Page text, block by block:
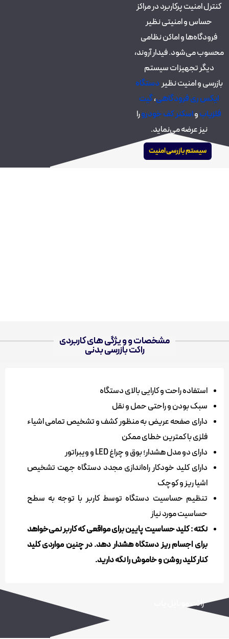
کنترل امنیت پرکاربرد در مراکز
حساس و امنیتی نظیر
فرودگاه‌ها و اماکن نظامی
محسوب می‌شود. فیدار آروند،
دیگر تجهیزات سیستم
بازرسی و امنیت نظیردستگاه
ایکس ری فرودگاهی،گیت
فلزیابواسکنر کف خودرورا
نیز عرضه می‌نماید.
سیستم بازرسی امنیت
مشخصات و و یژگی های کاربردی
راکت بازرسی بدنی
استفاده راحت و کارایی بالای دستگاه
سبک بودن و راحتی حمل و نقل
دارای صفحه عریض به منظور کشف و تشخیص تمامی اشیاء
فلزی با کمترین خطای ممکن
دارای دو مدل هشدار؛ بوق و چراغ LED و ویبراتور
دارای کلید خودکار راه‌اندازی مجدد دستگاه جهت تشخیص
اشیا ریز و کوچک
تنظیم حساسیت دستگاه توسط کاربر با توجه به سطح
حساسیت مورد نیاز
نکته : کلید حساسیت پایین برای مواقعی که کاربر نمی‌خواهد
برای اجسام ریز دستگاه هشدار دهد. در چنین مواردی کلید
کنار کلید روشن و خاموش را نگه دارید.
راکت موبایل یاب